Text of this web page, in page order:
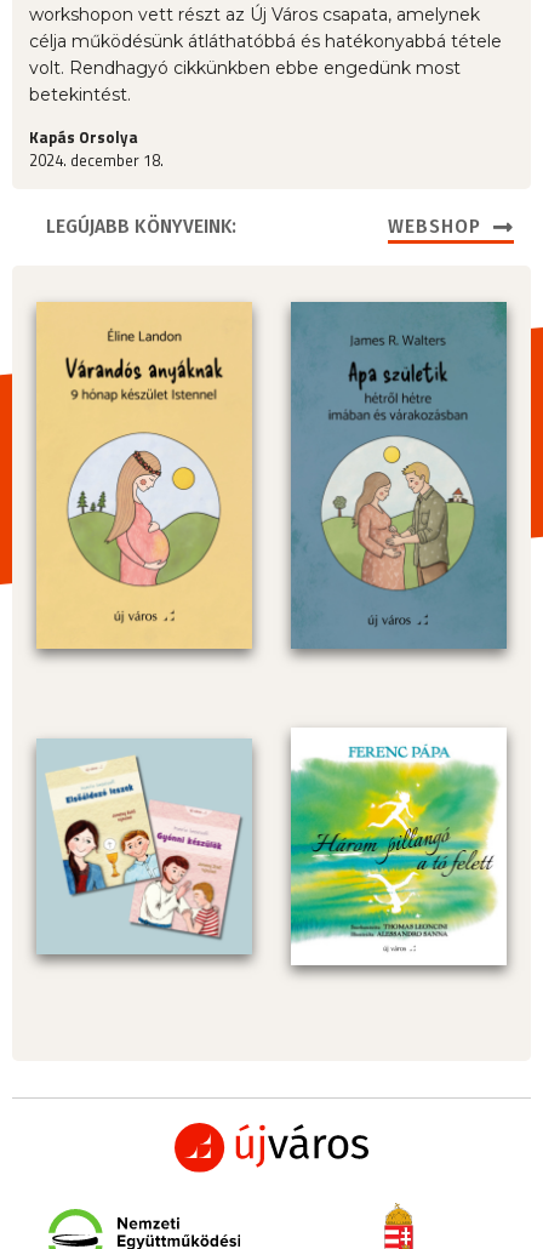
workshopon vett részt az Új Város csapata, amelynek
célja működésünk átláthatóbbá és hatékonyabbá tétele
volt. Rendhagyó cikkünkben ebbe engedünk most
betekintést.
Kapás Orsolya
2024. december 18.
LEGÚJABB KÖNYVEINK: WEBSHOP